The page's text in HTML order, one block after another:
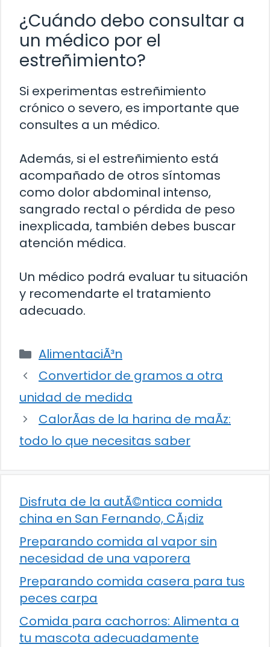
¿Cuándo debo consultar a
un médico por el
estreñimiento?
Si experimentas estreñimiento
crónico o severo, es importante que
consultes a un médico.
Además, si el estreñimiento está
acompañado de otros síntomas
como dolor abdominal intenso,
sangrado rectal o pérdida de peso
inexplicada, también debes buscar
atención médica.
Un médico podrá evaluar tu situación
y recomendarte el tratamiento
adecuado.
Categorías
AlimentaciÃ³n
Convertidor de gramos a otra
unidad de medida
CalorÃ­as de la harina de maÃ­z:
todo lo que necesitas saber
Disfruta de la autÃ©ntica comida
china en San Fernando, CÃ¡diz
Preparando comida al vapor sin
necesidad de una vaporera
Preparando comida casera para tus
peces carpa
Comida para cachorros: Alimenta a
tu mascota adecuadamente